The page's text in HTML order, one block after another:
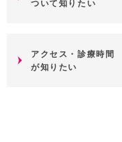
ついて知りたい
アクセス・診療時間
が知りたい